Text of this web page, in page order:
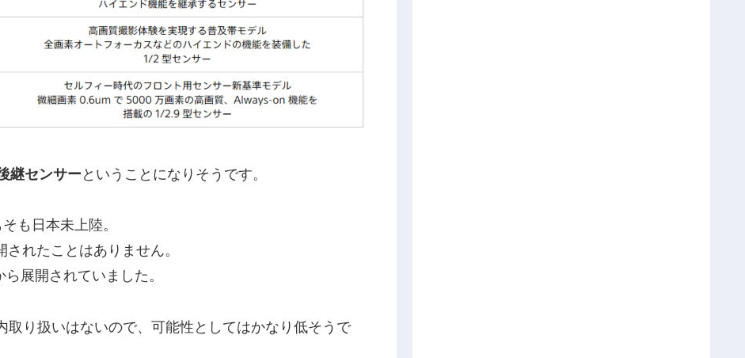
継センサーということになりそうです。
も日本未上陸。
れたことはありません。
展開されていました。
取り扱いはないので、可能性としてはかなり低そうで